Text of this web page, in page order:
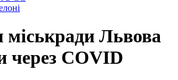
міськради Львова
через COVID